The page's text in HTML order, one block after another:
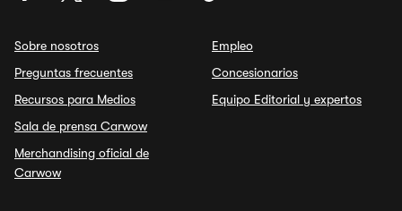
Sobre nosotros
Preguntas frecuentes
Recursos para Medios
Sala de prensa Carwow
Merchandising oficial de
Carwow
Empleo
Concesionarios
Equipo Editorial y expertos